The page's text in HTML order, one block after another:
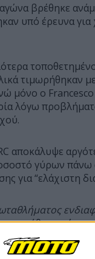
βρέθηκε
υπό έρευνα
τιμωρήθηκαν
μόνο ο
λόγω
αποκάλυψε
γύρων πάνω
για “ελάχιστη
ρωτήθηκε πώς